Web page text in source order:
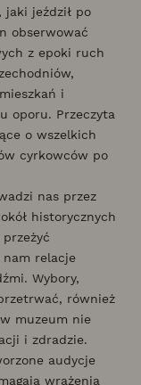
jeździł po
obserwować
z epoki ruch
i
oporu. Przeczyta
o wszelkich
cyrkowców po
nas przez
historycznych
nam relacje
Wybory,
również
muzeum nie
i zdradzie.
audycje
wrażenia